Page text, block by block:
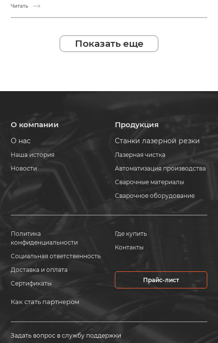
Читать
Показать еще
О компании
О нас
Наша история
Новости
Продукция
Станки лазерной резки
Лазерная чистка
Автоматизация производства
Сварочные материалы
Сварочное оборудование
Политика
конфиденциальности
Социальная ответственность
Доставка и оплата
Сертификаты
Как стать партнером
Где купить
Контакты
Прайс-лист
Задать вопрос в службу поддержки